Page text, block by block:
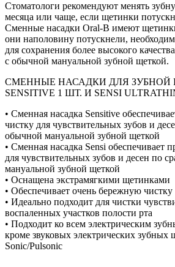
Стоматологи рекомендуют менять
месяца или чаще, если щетинки
Сменные насадки Oral-B имеют
они наполовину потускнели,
для сохранения более высокого
с обычной мануальной зубной щеткой.
СМЕННЫЕ НАСАДКИ ДЛЯ ЗУБНОЙ
SENSITIVE 1 ШТ. И SENSI
• Сменная насадка Sensitive
чистку для чувствительных зубов и
обычной мануальной зубной щеткой
• Сменная насадка Sensi обеспечивает
для чувствительных зубов и десен по
мануальной зубной щеткой
• Оснащена экстрамягкими щетинками
• Обеспечивает очень бережную чистку
• Идеально подходит для чистки
воспаленных участков полости рта
• Подходит ко всем электрическим
кроме звуковых электрических зубных
Sonic/Pulsonic